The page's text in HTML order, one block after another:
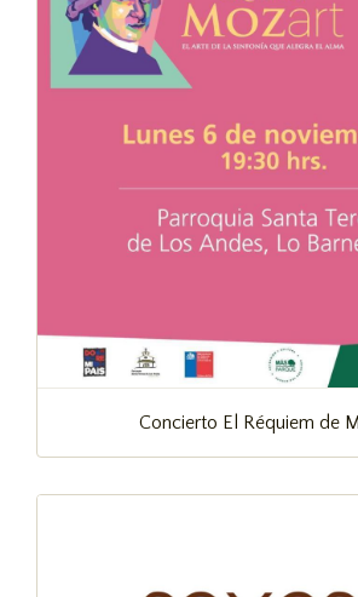
Concierto El Réquiem de